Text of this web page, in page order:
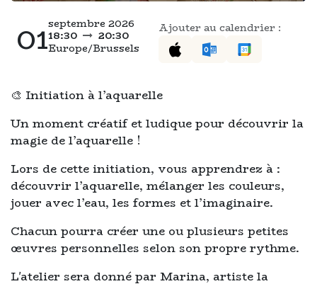
01septembre 2026
18:30
20:30
Europe/Brussels
Ajouter au calendrier :
🎨 Initiation à l’aquarelle
Un moment créatif et ludique pour découvrir la
magie de l’aquarelle !
Lors de cette initiation, vous apprendrez à :
découvrir l’aquarelle, mélanger les couleurs,
jouer avec l’eau, les formes et l’imaginaire.
Chacun pourra créer une ou plusieurs petites
œuvres personnelles selon son propre rythme.
L'atelier sera donné par Marina, artiste la